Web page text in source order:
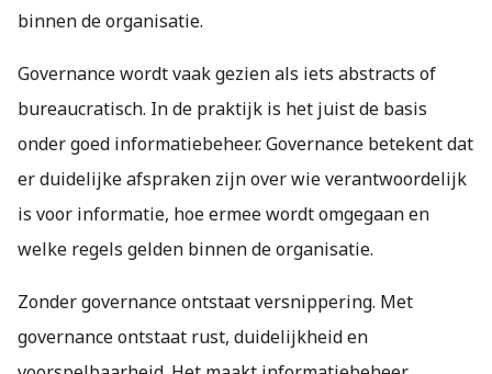
binnen de organisatie.
Governance wordt vaak gezien als iets abstracts of
bureaucratisch. In de praktijk is het juist de basis
onder goed informatiebeheer. Governance betekent dat
er duidelijke afspraken zijn over wie verantwoordelijk
is voor informatie, hoe ermee wordt omgegaan en
welke regels gelden binnen de organisatie.
Zonder governance ontstaat versnippering. Met
governance ontstaat rust, duidelijkheid en